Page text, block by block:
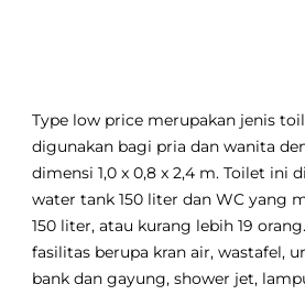
Type low price merupakan jenis
digunakan bagi pria dan wanita
dimensi 1,0 x 0,8 x 2,4 m. Toilet ini
water tank 150 liter dan WC yang
150 liter, atau kurang lebih 19
fasilitas berupa kran air, wastafel,
bank dan gayung, shower jet,